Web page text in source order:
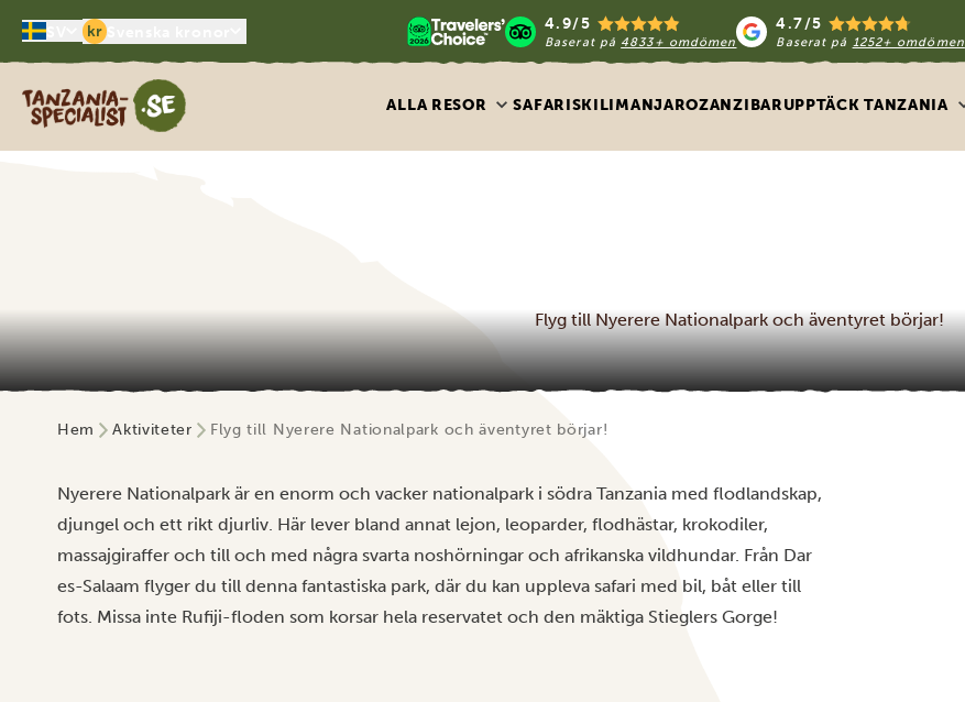
kr 4.9/5
Baserat på 4833+ omdömen
4.7/5
Baserat på 1252+ omdömen
Tanzania Specialist
ALLA RESOR SAFARISKILIMANJAROZANZIBARUPPTÄCK TANZANIA
Flyg till Nyerere Nationalpark och äventyret börjar!
Hem Aktiviteter Flyg till Nyerere Nationalpark och äventyret börjar!
Nyerere Nationalpark är en enorm och vacker nationalpark i södra Tanzania med flodlandskap,
djungel och ett rikt djurliv. Här lever bland annat lejon, leoparder, flodhästar, krokodiler,
massajgiraffer och till och med några svarta noshörningar och afrikanska vildhundar. Från Dar
es-Salaam flyger du till denna fantastiska park, där du kan uppleva safari med bil, båt eller till
fots. Missa inte Rufiji-floden som korsar hela reservatet och den mäktiga Stieglers Gorge!